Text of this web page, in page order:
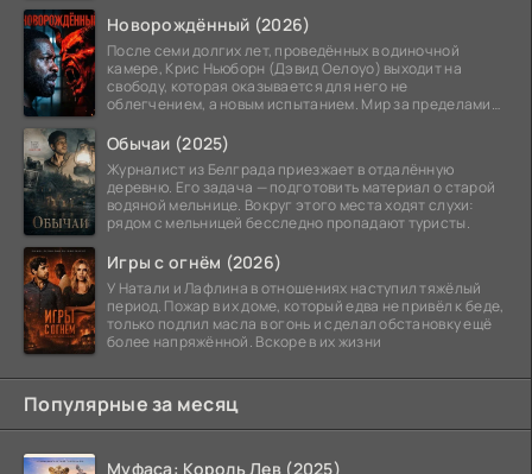
Новорождённый (2026)
После семи долгих лет, проведённых в одиночной
камере, Крис Ньюборн (Дэвид Оелоуо) выходит на
свободу, которая оказывается для него не
облегчением, а новым испытанием. Мир за пределами
Обычаи (2025)
Журналист из Белграда приезжает в отдалённую
деревню. Его задача — подготовить материал о старой
водяной мельнице. Вокруг этого места ходят слухи:
рядом с мельницей бесследно пропадают туристы.
Игры с огнём (2026)
У Натали и Лафлина в отношениях наступил тяжёлый
период. Пожар в их доме, который едва не привёл к беде,
только подлил масла в огонь и сделал обстановку ещё
более напряжённой. Вскоре в их жизни
Популярные за месяц
Муфаса: Король Лев (2025)